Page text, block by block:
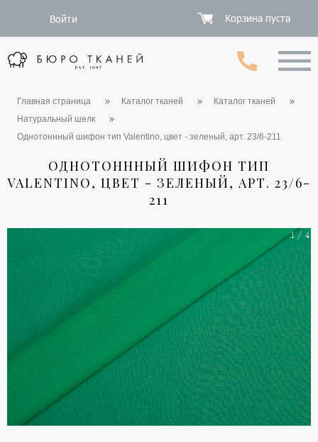
Войти Корзина пуста
Главная страница Каталог тканей
Каталог тканей
Натуральный шелк
Однотоннный шифон тип Valentino, цвет - зеленый, арт. 23/6-211
ОДНОТОНННЫЙ ШИФОН ТИП
VALENTINO, ЦВЕТ - ЗЕЛЕНЫЙ, АРТ. 23/6-
211
1 / 4